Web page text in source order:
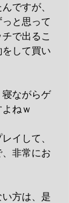
ですが、
と思って
で出るこ
して買い
ながらゲ
ねｗ
イして、
非常にお
方は、是